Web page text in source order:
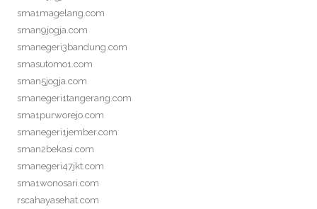
sma1magelang.com
sman9jogja.com
smanegeri3bandung.com
smasutomo1.com
sman5jogja.com
smanegeri1tangerang.com
sma1purworejo.com
smanegeri1jember.com
sman2bekasi.com
smanegeri47jkt.com
sma1wonosari.com
rscahayasehat.com